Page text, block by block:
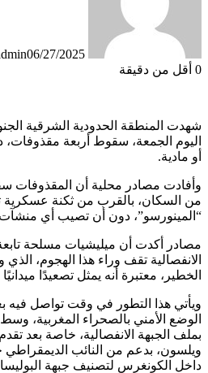
06/27/2025
0 أقل من دقيقة
شهدت المنطقة الحدودية الشرقية
اليوم الجمعة، سقوط أربعة
أو مادية.
وأفادت مصادر محلية أن
من السكان، بالقرب من ثكنة عسكرية
“المينورسو”، دون أن تصيب أي
مصادر أكدت أن ميليشيات مسلحة تابعة
الانفصالية تقف وراء هذا الهجوم،
الخطير، معتبرة أنه يمثل تصعيدًا
ويأتي هذا التطور في وقت تواصل فيه
الوضع الأمني بالصحراء المغربية، وسط
بملف الجبهة الانفصالية، خاصة بعد
ويلسون، بدعم من النائب الديمقراطي
داخل الكونغرس لتصنيف جبهة